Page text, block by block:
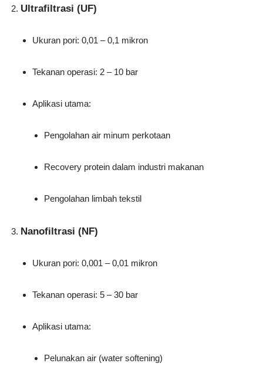
Ultrafiltrasi (UF)
Ukuran pori: 0,01 – 0,1 mikron
Tekanan operasi: 2 – 10 bar
Aplikasi utama:
Pengolahan air minum perkotaan
Recovery protein dalam industri makanan
Pengolahan limbah tekstil
Nanofiltrasi (NF)
Ukuran pori: 0,001 – 0,01 mikron
Tekanan operasi: 5 – 30 bar
Aplikasi utama:
Pelunakan air (water softening)